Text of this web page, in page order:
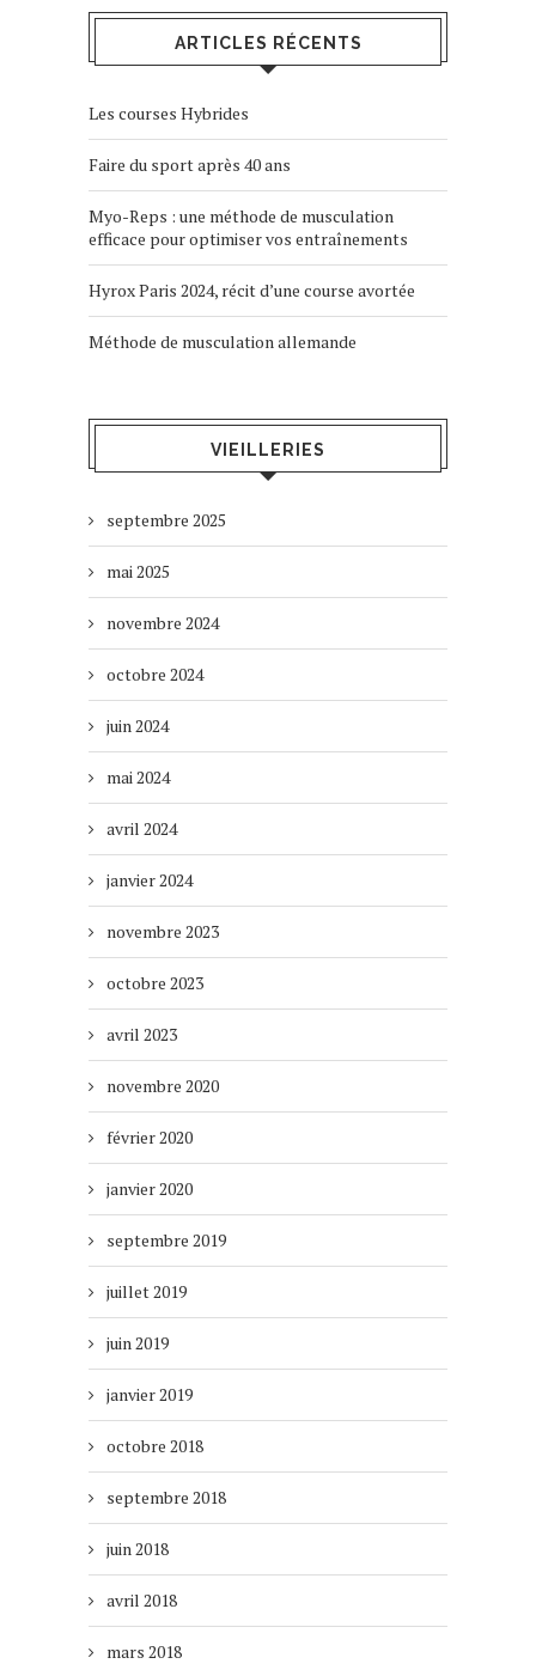
ARTICLES RÉCENTS
Les courses Hybrides
Faire du sport après 40 ans
Myo-Reps : une méthode de musculation
efficace pour optimiser vos entraînements
Hyrox Paris 2024, récit d’une course avortée
Méthode de musculation allemande
VIEILLERIES
septembre 2025
mai 2025
novembre 2024
octobre 2024
juin 2024
mai 2024
avril 2024
janvier 2024
novembre 2023
octobre 2023
avril 2023
novembre 2020
février 2020
janvier 2020
septembre 2019
juillet 2019
juin 2019
janvier 2019
octobre 2018
septembre 2018
juin 2018
avril 2018
mars 2018